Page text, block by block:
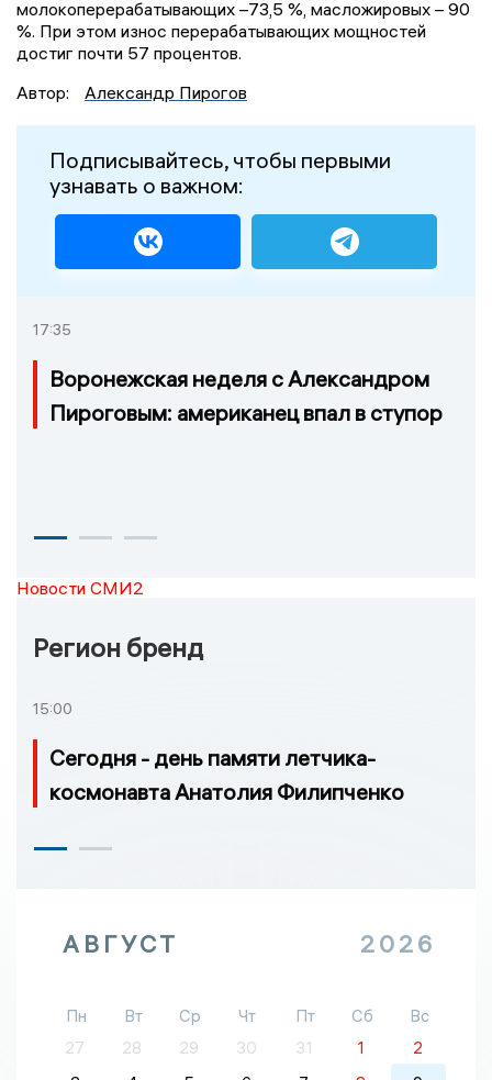
молокоперерабатывающих –73,5 %, масложировых – 90
%. При этом износ перерабатывающих мощностей
достиг почти 57 процентов.
Автор:
Александр Пирогов
Подписывайтесь, чтобы первыми
узнавать о важном:
17:35
Воронежская неделя с Александром
Пироговым: американец впал в ступор
Новости СМИ2
Регион бренд
15:00
Сегодня - день памяти летчика-
космонавта Анатолия Филипченко
АВГУСТ 2026
Пн Вт Ср Чт Пт Сб
Вс
27
28 29 30 31 1
2